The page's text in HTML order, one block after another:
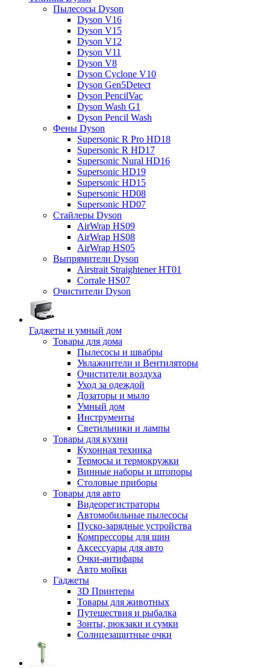
Пылесосы Dyson
Dyson V16
Dyson V15
Dyson V12
Dyson V11
Dyson V8
Dyson Cyclone V10
Dyson Gen5Detect
Dyson PencilVac
Dyson Wash G1
Dyson Pencil Wash
Фены Dyson
Supersonic R Pro HD18
Supersonic R HD17
Supersonic Nural HD16
Supersonic HD19
Supersonic HD15
Supersonic HD08
Supersonic HD07
Стайлеры Dyson
AirWrap HS09
AirWrap HS08
AirWrap HS05
Выпрямители Dyson
Airstrait Straightener HT01
Corrale HS07
Очистители Dyson
Гаджеты и умный дом
Товары для дома
Пылесосы и швабры
Увлажнители и Вентиляторы
Очистители воздуха
Уход за одеждой
Дозаторы и мыло
Умный дом
Инструменты
Светильники и лампы
Товары для кухни
Кухонная техника
Термосы и термокружки
Винные наборы и штопоры
Столовые приборы
Товары для авто
Видеорегистраторы
Автомобильные пылесосы
Пуско-зарядные устройства
Компрессоры для шин
Аксессуары для авто
Очки-антифары
Авто мойки
Гаджеты
3D Принтеры
Товары для животных
Путешествия и рыбалка
Зонты, рюкзаки и сумки
Солнцезащитные очки